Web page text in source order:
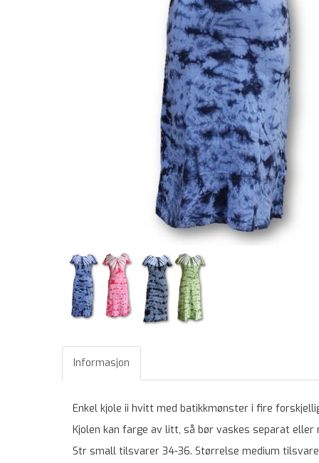
Informasjon
Enkel kjole ii hvitt med batikkmønster i fire
Kjolen kan farge av litt, så bør vaskes separat
Str small tilsvarer 34-36. Størrelse medium